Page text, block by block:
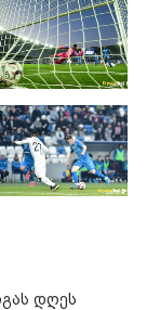
დღეს